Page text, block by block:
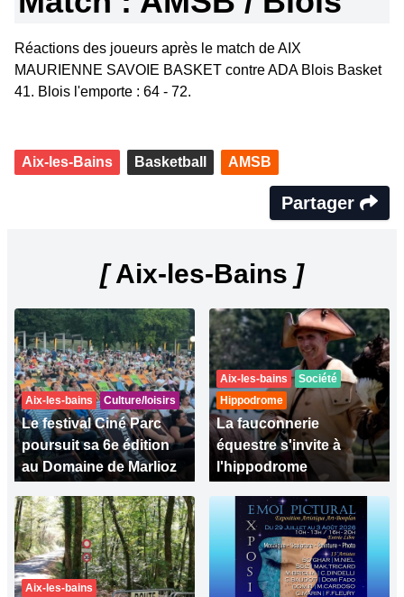
Réactions des joueurs après le match de AIX
MAURIENNE SAVOIE BASKET contre ADA Blois Basket
41. Blois l'emporte : 64 - 72.
Aix-les-Bains Basketball AMSB
Partager
[Aix-les-Bains ]
Aix-les-bains Culture/loisirs
Le festival Ciné Parc
poursuit sa 6e édition
au Domaine de Marlioz
Aix-les-bains
Société
Hippodrome
La fauconnerie
équestre s'invite à
l'hippodrome
Aix-les-bains